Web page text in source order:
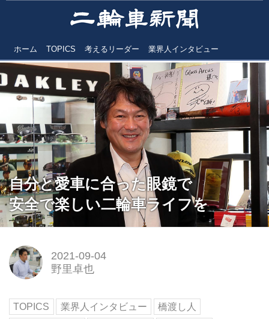
ホーム TOPICS 考えるリーダー 業界人インタビュー
自分と愛車に合った眼鏡で
安全で楽しい二輪車ライフを
2021-09-04
野里卓也
TOPICS 業界人インタビュー
橋渡し人